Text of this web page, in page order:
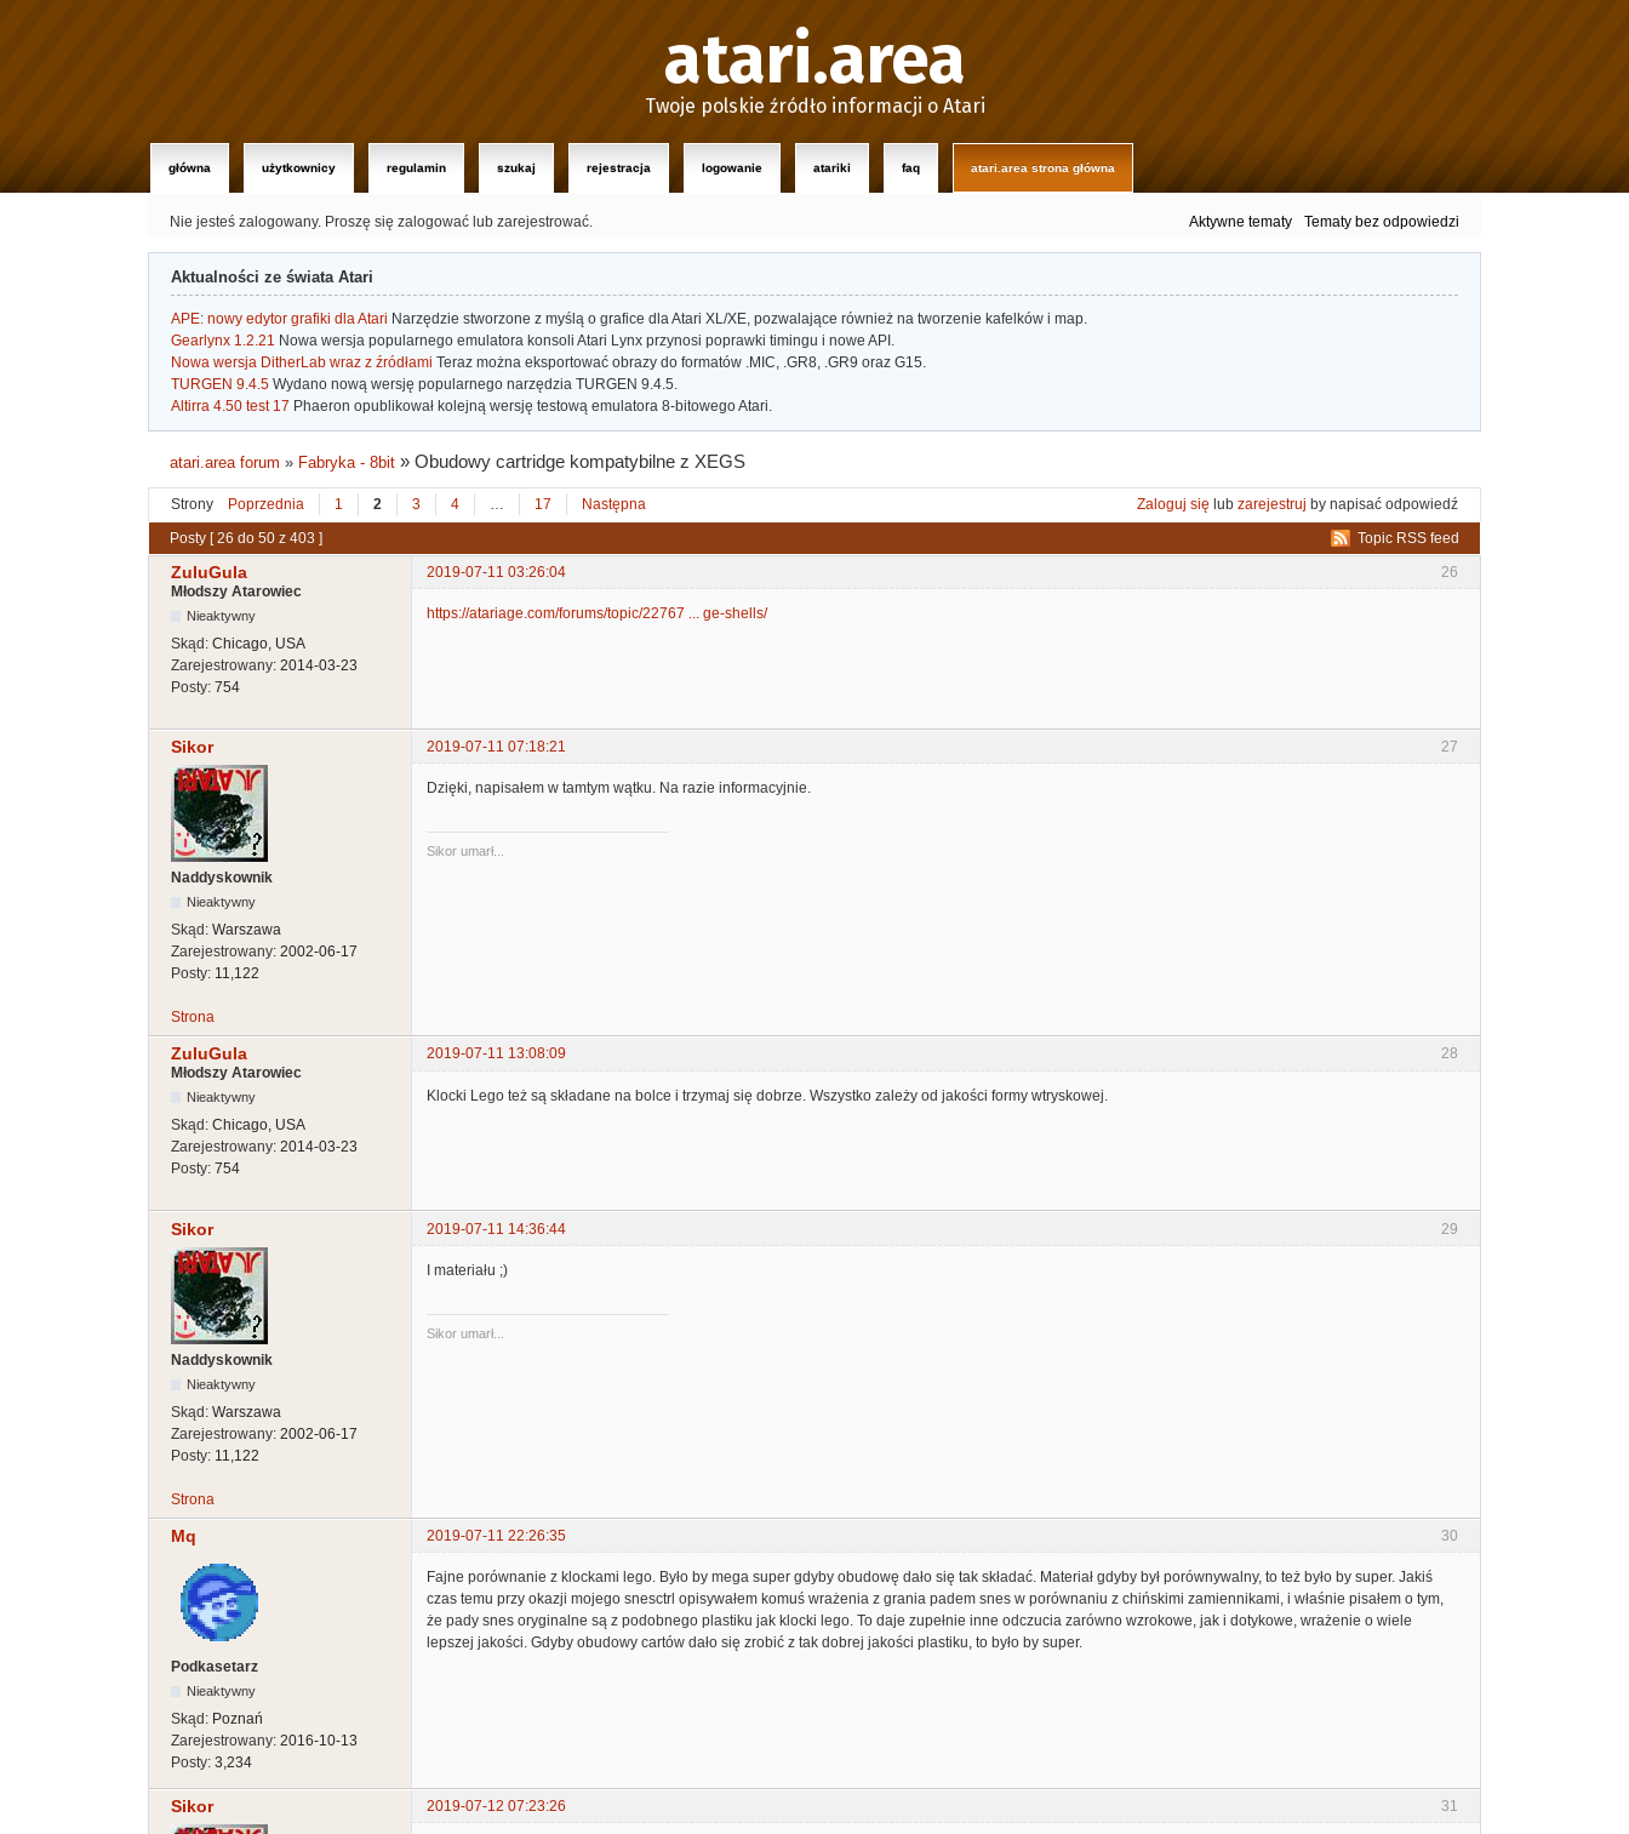
atari.area
Twoje polskie źródło informacji o Atari
główna użytkownicy regulamin szukaj rejestracja logowanie atariki faq atari.area strona główna
Nie jesteś zalogowany. Proszę się zalogować lub zarejestrować. Aktywne tematy Tematy bez odpowiedzi
Aktualności ze świata Atari
APE: nowy edytor grafiki dla Atari Narzędzie stworzone z myślą o grafice dla Atari XL/XE, pozwalające również na tworzenie kafelków i map.
Gearlynx 1.2.21 Nowa wersja popularnego emulatora konsoli Atari Lynx przynosi poprawki timingu i nowe API.
Nowa wersja DitherLab wraz z źródłami Teraz można eksportować obrazy do formatów .MIC, .GR8, .GR9 oraz G15.
TURGEN 9.4.5 Wydano nową wersję popularnego narzędzia TURGEN 9.4.5.
Altirra 4.50 test 17 Phaeron opublikował kolejną wersję testową emulatora 8-bitowego Atari.
atari.area forum » Fabryka - 8bit »Obudowy cartridge kompatybilne z XEGS
Strony Poprzednia 1 2 3 4 … 17 Następna Zaloguj się lub zarejestruj by napisać odpowiedź
Topic RSS feed
Posty [ 26 do 50 z 403 ]
26
ZuluGula
2019-07-11 03:26:04
Młodszy Atarowiec
Nieaktywny
Skąd: Chicago, USA
Zarejestrowany: 2014-03-23
Posty: 754
https://atariage.com/forums/topic/22767 ... ge-shells/
27
Sikor 2019-07-11 07:18:21
Naddyskownik
Nieaktywny
Skąd: Warszawa
Zarejestrowany: 2002-06-17
Posty: 11,122
Dzięki, napisałem w tamtym wątku. Na razie informacyjnie.
Sikor umarł...
Strona
28
ZuluGula
2019-07-11 13:08:09
Młodszy Atarowiec
Nieaktywny
Skąd: Chicago, USA
Zarejestrowany: 2014-03-23
Posty: 754
Klocki Lego też są składane na bolce i trzymaj się dobrze. Wszystko zależy od jakości formy wtryskowej.
29
Sikor 2019-07-11 14:36:44
Naddyskownik
Nieaktywny
Skąd: Warszawa
Zarejestrowany: 2002-06-17
Posty: 11,122
I materiału ;)
Sikor umarł...
Strona
30
Mq 2019-07-11 22:26:35
Podkasetarz
Nieaktywny
Skąd: Poznań
Zarejestrowany: 2016-10-13
Posty: 3,234
Fajne porównanie z klockami lego. Było by mega super gdyby obudowę dało się tak składać. Materiał gdyby był porównywalny, to też było by super. Jakiś
czas temu przy okazji mojego snesctrl opisywałem komuś wrażenia z grania padem snes w porównaniu z chińskimi zamiennikami, i właśnie pisałem o tym,
że pady snes oryginalne są z podobnego plastiku jak klocki lego. To daje zupełnie inne odczucia zarówno wzrokowe, jak i dotykowe, wrażenie o wiele
lepszej jakości. Gdyby obudowy cartów dało się zrobić z tak dobrej jakości plastiku, to było by super.
31
Sikor 2019-07-12 07:23:26